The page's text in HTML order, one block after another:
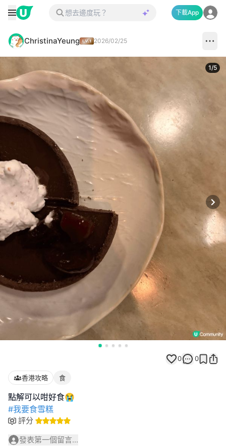
下載App
ChristinaYeung 2026/02/25
1/5
0 0
香港攻略 食
#我要食雪糕
評分
發表第一個留言...